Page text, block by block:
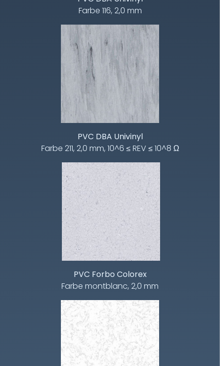
Farbe 116, 2,0 mm
PVC DBA Univinyl
Farbe 211, 2,0 mm, 10^6 ≤ REV ≤ 10^8 Ω
PVC Forbo Colorex
Farbe montblanc, 2,0 mm